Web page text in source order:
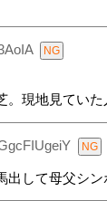
現地見ていた
して母父シ